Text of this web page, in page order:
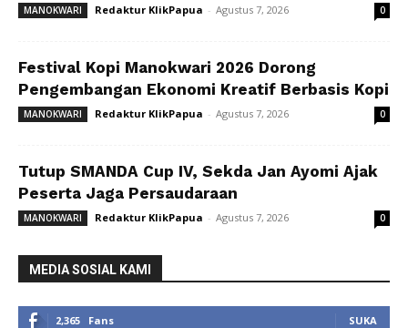
MANOKWARI Redaktur KlikPapua - Agustus 7, 2026 0
Festival Kopi Manokwari 2026 Dorong
Pengembangan Ekonomi Kreatif Berbasis Kopi
MANOKWARI Redaktur KlikPapua - Agustus 7, 2026 0
Tutup SMANDA Cup IV, Sekda Jan Ayomi Ajak
Peserta Jaga Persaudaraan
MANOKWARI Redaktur KlikPapua - Agustus 7, 2026 0
MEDIA SOSIAL KAMI
2,365 Fans SUKA